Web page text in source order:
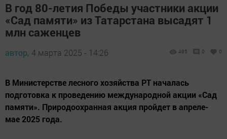
В год 80-летия Победы участники акции
«Сад памяти» из Татарстана высадят 1
млн саженцев
автор, 4 марта 2025 - 14:26 495 0 0
В Министерстве лесного хозяйства РТ началась
подготовка к проведению международной акции «Сад
памяти». Природоохранная акция пройдет в апреле-
мае 2025 года.